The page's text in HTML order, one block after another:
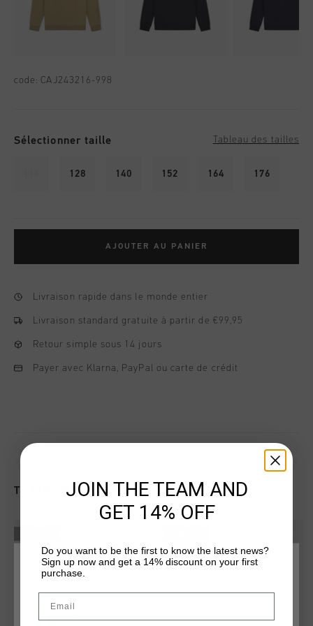
code: CAJ243216-998
Sélectionner taille Tableau des tailles
128 140 152 164 176
AJOUTER AU PANIER
Livraison rapide dans le monde entier
Livraison standard gratuite à partir de €99,95
Retour simple sous 14 jours
Payer avec Klarna, PayPal ou carte de crédit
TU POURRAIS AIMER
CHOISISSEZ VOTRE EMPLACEMENT ET VOTRE
France
JOIN THE TEAM AND
GET 14% OFF
Do you want to be the first to know the latest news?
Sign up now and get a 14% discount on your first
purchase.
Email